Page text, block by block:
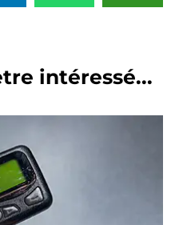
intéressé...